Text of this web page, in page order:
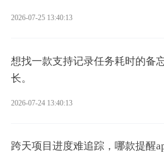
2026-07-25 13:40:13
想找一款支持记录任务耗时的备
长。
2026-07-24 13:40:13
跨天项目进度难追踪，哪款提醒